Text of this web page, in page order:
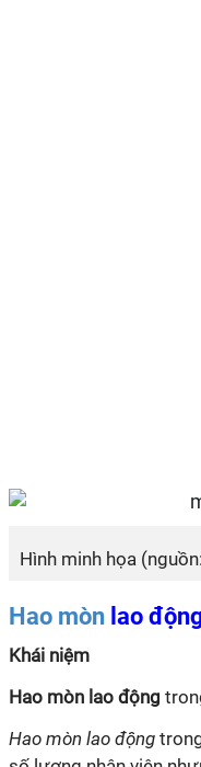
Hình minh họa
Hao mòn lao
Khái niệm
Hao mòn lao động
Hao mòn lao động